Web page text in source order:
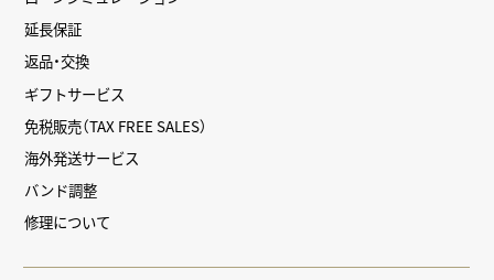
延長保証
返品・交換
ギフトサービス
免税販売（TAX FREE SALES）
海外発送サービス
バンド調整
修理について